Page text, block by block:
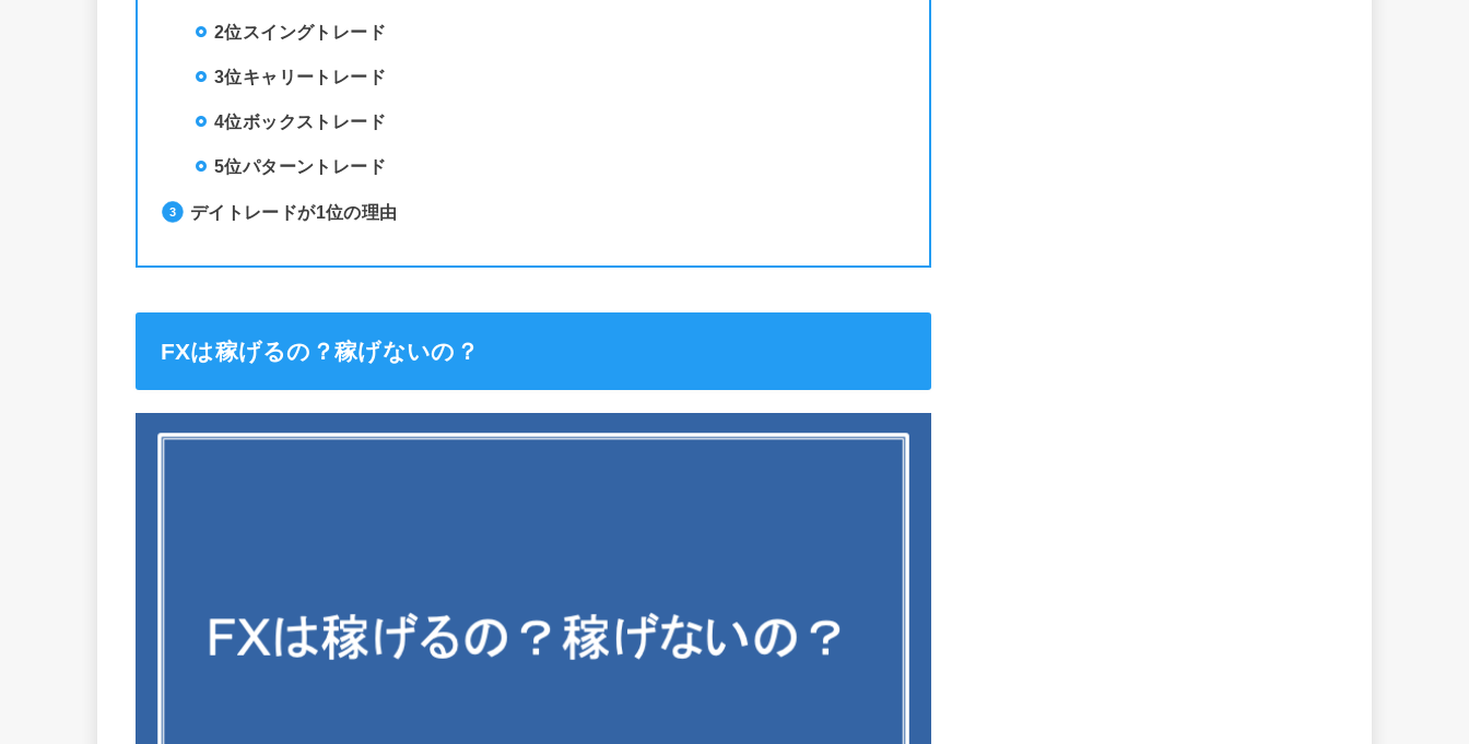
2位スイングトレード
3位キャリートレード
4位ボックストレード
5位パターントレード
デイトレードが1位の理由
FXは稼げるの？稼げないの？